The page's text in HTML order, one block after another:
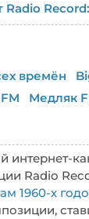
времён
Медляк
интернет-
Radio
1960-х